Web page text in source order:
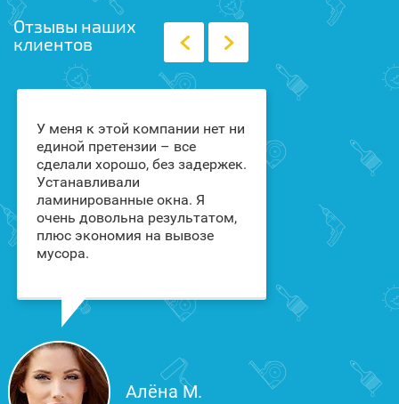
Отзывы наших
клиентов
У меня к этой компании нет ни
единой претензии – все
сделали хорошо, без задержек.
Устанавливали
ламинированные окна. Я
очень довольна результатом,
плюс экономия на вывозе
мусора.
Алёна М.
Столице
для
со
оказались
все сделали
золотом -
Вам спасибо!